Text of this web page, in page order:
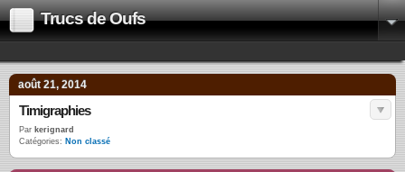
Trucs de Oufs
août 21, 2014
Timigraphies
Par kerignard
Catégories: Non classé